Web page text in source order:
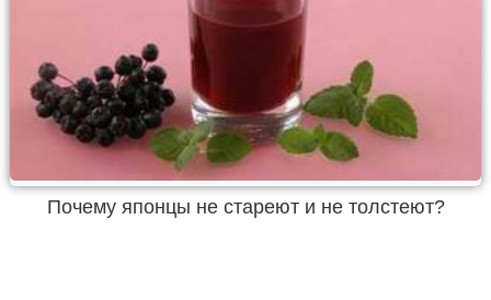
Почему японцы не стареют и не толстеют?